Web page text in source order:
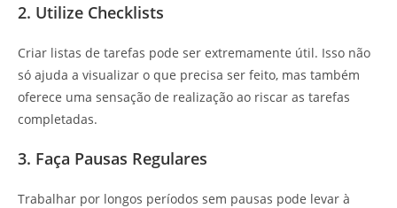
2. Utilize Checklists
Criar listas de tarefas pode ser extremamente útil. Isso não
só ajuda a visualizar o que precisa ser feito, mas também
oferece uma sensação de realização ao riscar as tarefas
completadas.
3. Faça Pausas Regulares
Trabalhar por longos períodos sem pausas pode levar à